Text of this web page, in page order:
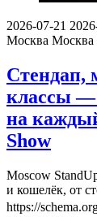
2026-07-21
Москва Москва
Стендап,
классы —
на
Show
Moscow
и кошелёк, от
https://